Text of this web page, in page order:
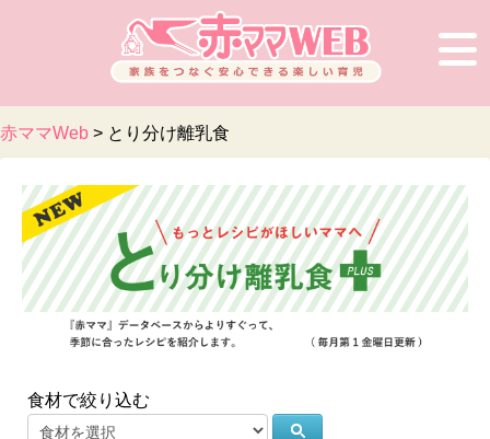
赤ママWeb > とり分け離乳食
×
食材で絞り込む